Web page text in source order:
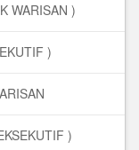
WARISAN )
)
)